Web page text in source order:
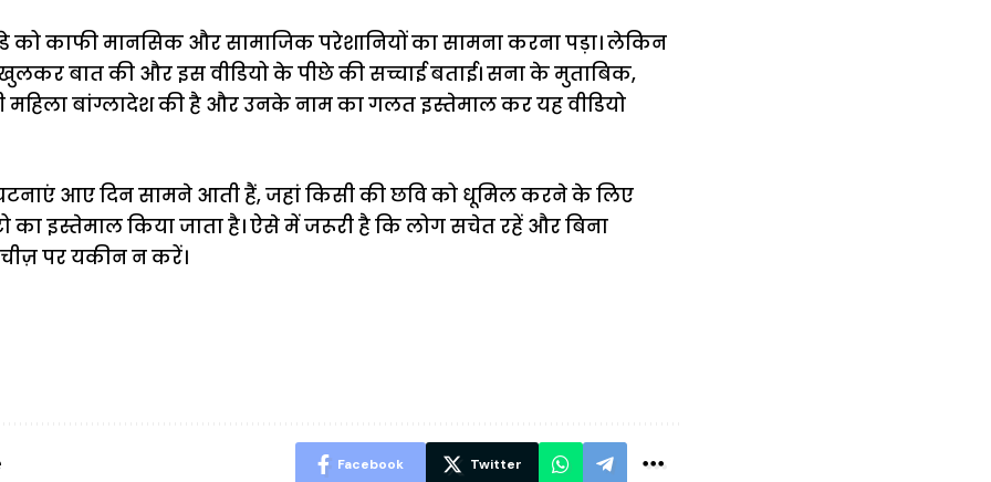
को काफी मानसिक और सामाजिक परेशानियों का सामना करना पड़ा। लेकिन
बात की और इस वीडियो के पीछे की सच्चाई बताई। सना के मुताबिक,
महिला बांग्लादेश की है और उनके नाम का गलत इस्तेमाल कर यह वीडियो
आए दिन सामने आती हैं, जहां किसी की छवि को धूमिल करने के लिए
का इस्तेमाल किया जाता है। ऐसे में जरूरी है कि लोग सचेत रहें और बिना
पर यकीन न करें।
निगरानी
Facebook Twitter